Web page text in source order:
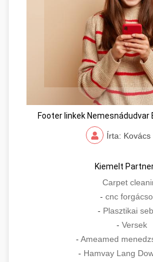
Footer linkek Nemesnádudvar
Írta: Kovács
Kiemelt
Carpet
- cnc
- Plasztikai
- Versek
- Ameamed
- Hamvay Lang